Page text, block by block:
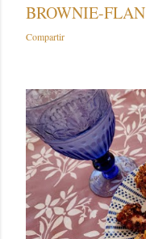
BROWNIE-FLAN
Compartir